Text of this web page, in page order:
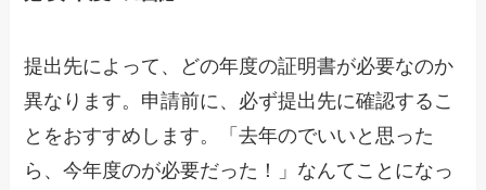
提出先によって、どの年度の証明書が必要なのか
異なります。申請前に、必ず提出先に確認するこ
とをおすすめします。「去年のでいいと思った
ら、今年度のが必要だった！」なんてことになっ